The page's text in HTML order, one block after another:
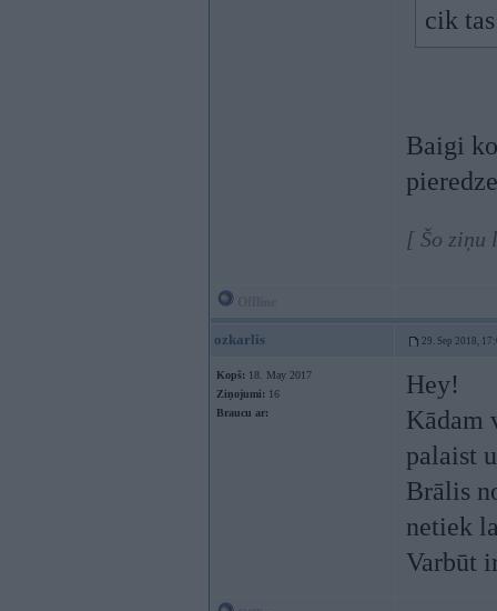
cik
Baigi
[ Šo ziņu
ozkarlis 29. Sep 2018,
Kopš: 18. May 2017
Ziņojumi: 16
Braucu ar:
Hey!
Kādam
palaist
Brālis
netiek
Varbūt